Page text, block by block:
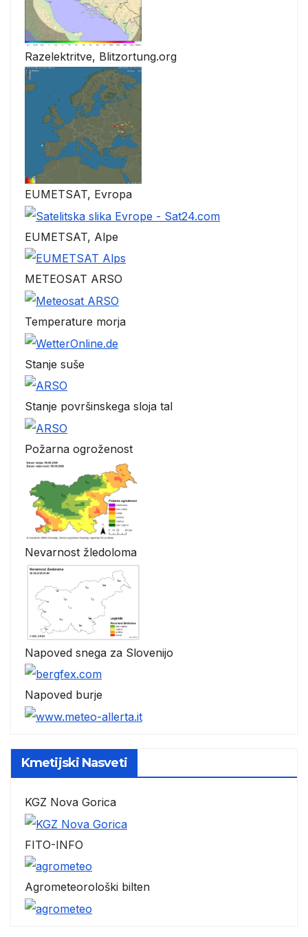
Razelektritve, Blitzortung.org
EUMETSAT, Evropa
EUMETSAT, Alpe
METEOSAT ARSO
Temperature morja
Stanje suše
Stanje površinskega sloja tal
Požarna ogroženost
Nevarnost žledoloma
Napoved snega za Slovenijo
Napoved burje
Kmetijski Nasveti
KGZ Nova Gorica
FITO-INFO
Agrometeorološki bilten